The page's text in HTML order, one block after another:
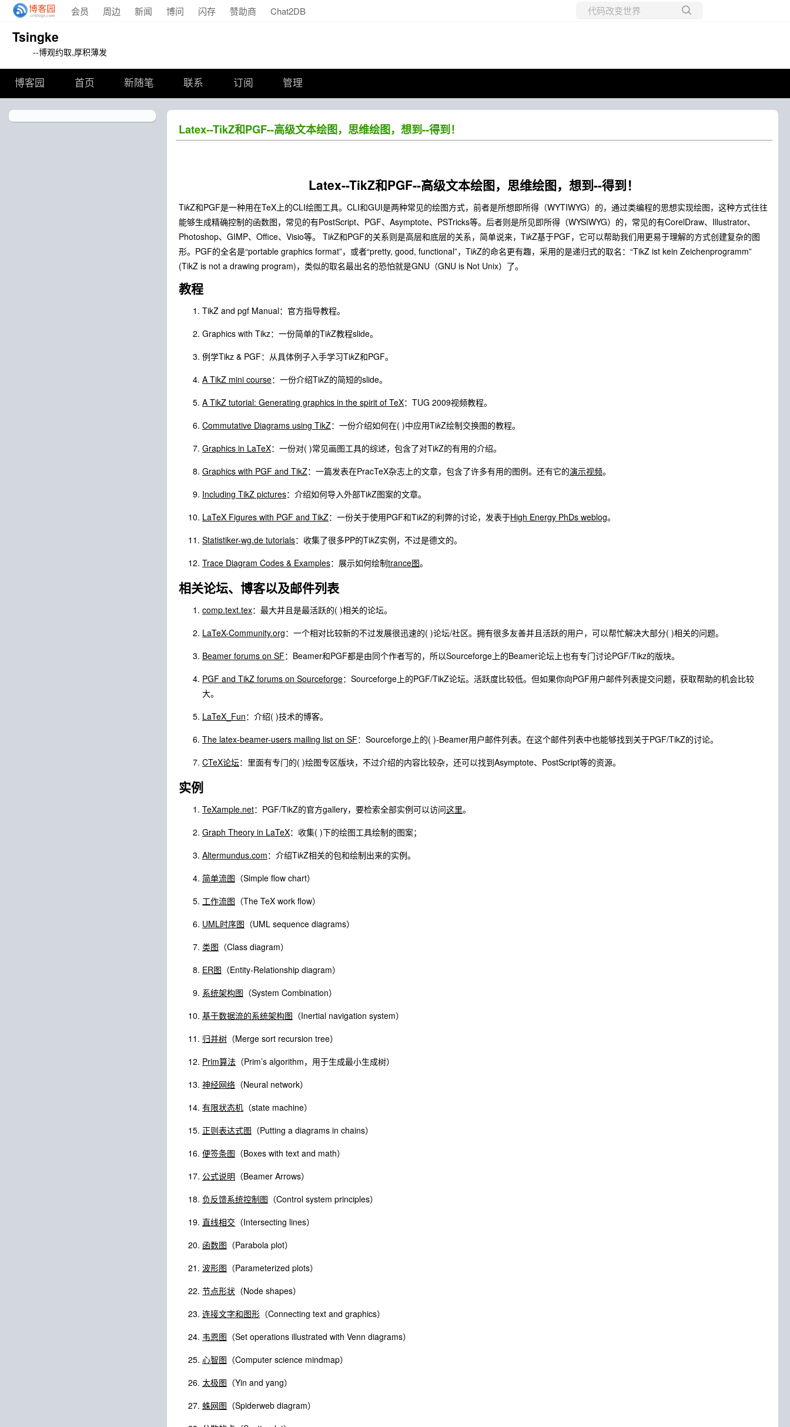
会员 周边 新闻 博问 闪存 赞助商 Chat2DB
Tsingke
--博观约取,厚积薄发
博客园 首页 新随笔 联系 订阅 管理
Latex--TikZ和PGF--高级文本绘图，思维绘图，想到--得到！
Latex--TikZ和PGF--高级文本绘图，思维绘图，想到--得到！
TikZ和PGF是一种用在TeX上的CLI绘图工具。CLI和GUI是两种常见的绘图方式，前者是所想即所得（WYTIWYG）的，通过类编程的思想实现绘图，这种方式往往
能够生成精确控制的函数图，常见的有PostScript、PGF、Asymptote、PSTricks等。后者则是所见即所得（WYSIWYG）的，常见的有CorelDraw、Illustrator、
Photoshop、GIMP、Office、Visio等。 TikZ和PGF的关系则是高层和底层的关系，简单说来，TikZ基于PGF，它可以帮助我们用更易于理解的方式创建复杂的图
形。PGF的全名是“portable graphics format”，或者“pretty, good, functional”，TikZ的命名更有趣，采用的是递归式的取名：“TikZ ist kein Zeichenprogramm”
(TikZ is not a drawing program)，类似的取名最出名的恐怕就是GNU（GNU is Not Unix）了。
教程
TikZ and pgf Manual：官方指导教程。
Graphics with Tikz：一份简单的TikZ教程slide。
例学Tikz & PGF：从具体例子入手学习TikZ和PGF。
A TikZ mini course：一份介绍TikZ的简短的slide。
A TikZ tutorial: Generating graphics in the spirit of TeX：TUG 2009视频教程。
Commutative Diagrams using TikZ：一份介绍如何在( )中应用TikZ绘制交换图的教程。
Graphics in LaTeX：一份对( )常见画图工具的综述，包含了对TikZ的有用的介绍。
Graphics with PGF and TikZ：一篇发表在PracTeX杂志上的文章，包含了许多有用的图例。还有它的演示视频。
Including TikZ pictures：介绍如何导入外部TikZ图案的文章。
LaTeX Figures with PGF and TikZ：一份关于使用PGF和TikZ的利弊的讨论，发表于High Energy PhDs weblog。
Statistiker-wg.de tutorials：收集了很多PP的TikZ实例，不过是德文的。
Trace Diagram Codes & Examples：展示如何绘制trance图。
相关论坛、博客以及邮件列表
comp.text.tex：最大并且是最活跃的( )相关的论坛。
LaTeX-Community.org：一个相对比较新的不过发展很迅速的( )论坛/社区。拥有很多友善并且活跃的用户，可以帮忙解决大部分( )相关的问题。
Beamer forums on SF：Beamer和PGF都是由同个作者写的，所以Sourceforge上的Beamer论坛上也有专门讨论PGF/Tikz的版块。
PGF and TikZ forums on Sourceforge：Sourceforge上的PGF/TikZ论坛。活跃度比较低。但如果你向PGF用户邮件列表提交问题，获取帮助的机会比较
大。
LaTeX_Fun：介绍( )技术的博客。
The latex-beamer-users mailing list on SF：Sourceforge上的( )-Beamer用户邮件列表。在这个邮件列表中也能够找到关于PGF/TikZ的讨论。
CTeX论坛：里面有专门的( )绘图专区版块，不过介绍的内容比较杂，还可以找到Asymptote、PostScript等的资源。
实例
TeXample.net：PGF/TikZ的官方gallery，要检索全部实例可以访问这里。
Graph Theory in LaTeX：收集( )下的绘图工具绘制的图案；
Altermundus.com：介绍TikZ相关的包和绘制出来的实例。
简单流图 （Simple flow chart）
工作流图 （The TeX work flow）
UML时序图 （UML sequence diagrams）
类图 （Class diagram）
ER图 （Entity-Relationship diagram）
系统架构图 （System Combination）
基于数据流的系统架构图 （Inertial navigation system）
归并树 （Merge sort recursion tree）
Prim算法 （Prim’s algorithm，用于生成最小生成树）
神经网络 （Neural network）
有限状态机 （state machine）
正则表达式图 （Putting a diagrams in chains）
便签条图 （Boxes with text and math）
公式说明 （Beamer Arrows）
负反馈系统控制图 （Control system principles）
直线相交 （Intersecting lines）
函数图 （Parabola plot）
波形图 （Parameterized plots）
节点形状 （Node shapes）
连接文字和图形 （Connecting text and graphics）
韦恩图 （Set operations illustrated with Venn diagrams）
心智图 （Computer science mindmap）
太极图 （Yin and yang）
蛛网图 （Spiderweb diagram）